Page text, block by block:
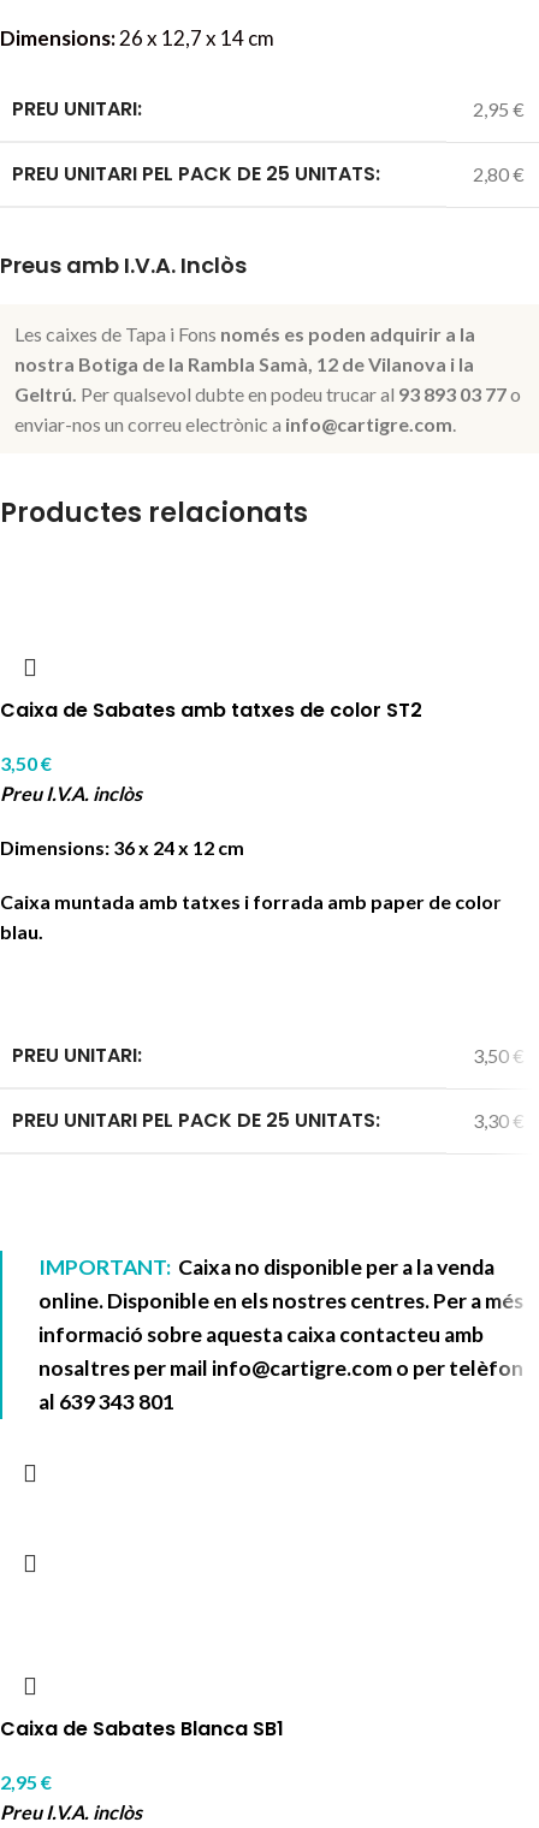
Dimensions:26 x 12,7 x 14 cm
PREU UNITARI: 2,95 €
PREU UNITARI PEL PACK DE 25 UNITATS: 2,80 €
Preus amb I.V.A. Inclòs
Les caixes de Tapa i Fons només es poden adquirir a la
nostra Botiga de la Rambla Samà, 12 de Vilanova i la
Geltrú. Per qualsevol dubte en podeu trucar al 93 893 03 77o
enviar-nos un correu electrònic a info@cartigre.com.
Productes relacionats
Caixa de Sabates amb tatxes de color ST2
3,50€
Preu I.V.A. inclòs
Dimensions: 36 x 24 x 12 cm
Caixa muntada amb tatxes i forrada amb paper de color
blau.
PREU UNITARI: 3,50 €
PREU UNITARI PEL PACK DE 25 UNITATS: 3,30 €
IMPORTANT: Caixa no disponible per a la venda
online. Disponible en els nostres centres. Per a més
informació sobre aquesta caixa contacteu amb
nosaltres per mail info@cartigre.como per telèfon
al 639 343 801
Caixa de Sabates Blanca SB1
2,95 €
Preu I.V.A. inclòs